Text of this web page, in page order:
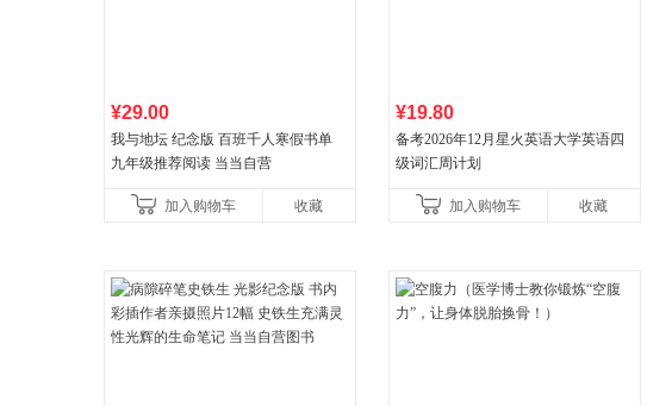
¥29.00
我与地坛 纪念版 百班千人寒假书单
九年级推荐阅读 当当自营
加入购物车 收藏
¥19.80
备考2026年12月星火英语大学英语四
级词汇周计划
加入购物车 收藏